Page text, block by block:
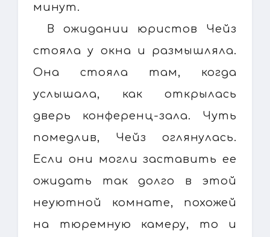
минут.
В ожидании юристов Чейз
стояла у окна и размышляла.
Она стояла там, когда
услышала, как открылась
дверь конференц-зала. Чуть
помедлив, Чейз оглянулась.
Если они могли заставить ее
ожидать так долго в этой
неуютной комнате, похожей
на тюремную камеру, то и